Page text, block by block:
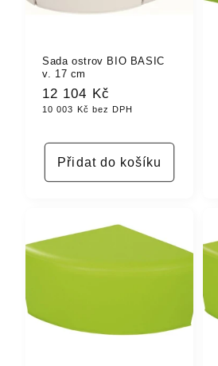
Sada ostrov BIO BASIC
v. 17 cm
Běžná
cena
12 104 Kč
10 003 Kč bez DPH
Přidat do košíku